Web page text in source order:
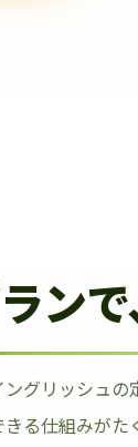
ンで
グリッシュ
る仕組みがた